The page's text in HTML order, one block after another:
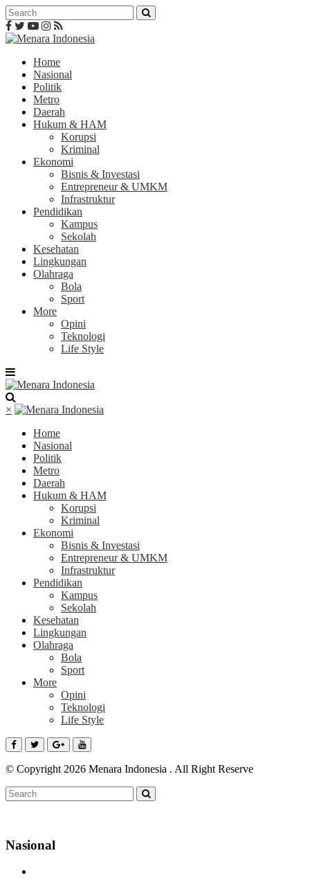
Home
Nasional
Politik
Metro
Daerah
Hukum & HAM
Korupsi
Kriminal
Ekonomi
Bisnis & Investasi
Entrepreneur & UMKM
Infrastruktur
Pendidikan
Kampus
Sekolah
Kesehatan
Lingkungan
Olahraga
Bola
Sport
More
Opini
Teknologi
Life Style
×
Home
Nasional
Politik
Metro
Daerah
Hukum & HAM
Korupsi
Kriminal
Ekonomi
Bisnis & Investasi
Entrepreneur & UMKM
Infrastruktur
Pendidikan
Kampus
Sekolah
Kesehatan
Lingkungan
Olahraga
Bola
Sport
More
Opini
Teknologi
Life Style
© Copyright 2026 Menara Indonesia . All Right Reserve
Nasional